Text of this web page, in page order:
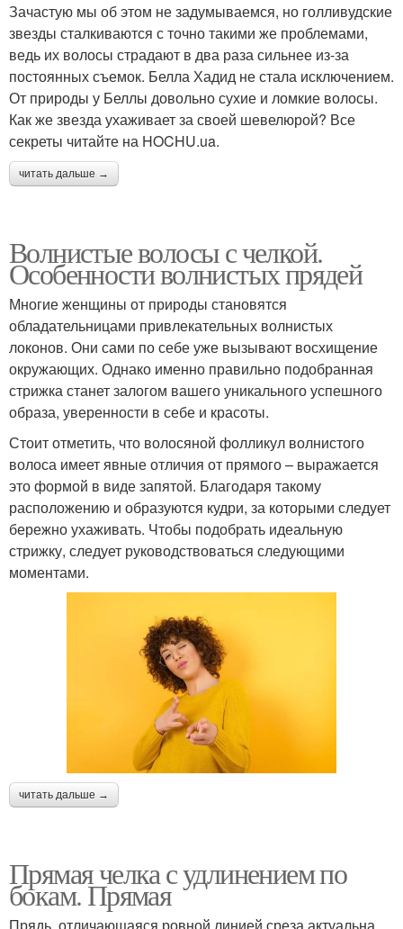
Зачастую мы об этом не задумываемся, но голливудские
звезды сталкиваются с точно такими же проблемами,
ведь их волосы страдают в два раза сильнее из-за
постоянных съемок. Белла Хадид не стала исключением.
От природы у Беллы довольно сухие и ломкие волосы.
Как же звезда ухаживает за своей шевелюрой? Все
секреты читайте на HOCHU.ua.
читать дальше →
Волнистые волосы с челкой.
Особенности волнистых прядей
Многие женщины от природы становятся
обладательницами привлекательных волнистых
локонов. Они сами по себе уже вызывают восхищение
окружающих. Однако именно правильно подобранная
стрижка станет залогом вашего уникального успешного
образа, уверенности в себе и красоты.
Стоит отметить, что волосяной фолликул волнистого
волоса имеет явные отличия от прямого – выражается
это формой в виде запятой. Благодаря такому
расположению и образуются кудри, за которыми следует
бережно ухаживать. Чтобы подобрать идеальную
стрижку, следует руководствоваться следующими
моментами.
читать дальше →
Прямая челка с удлинением по
бокам. Прямая
Прядь, отличающаяся ровной линией среза актуальна